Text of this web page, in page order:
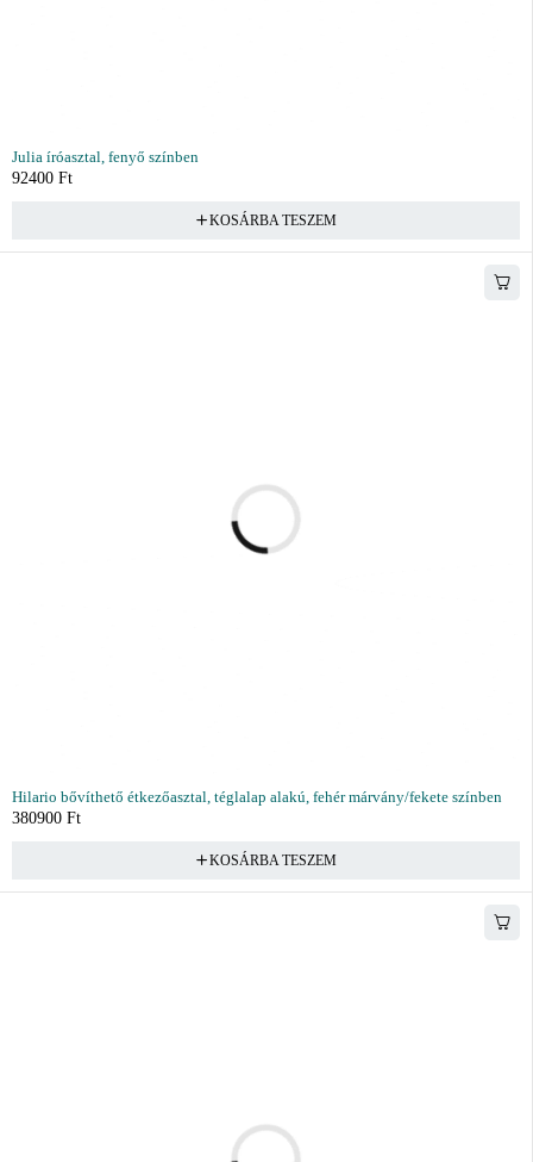
Julia íróasztal, fenyő színben
92400 Ft
KOSÁRBA TESZEM
Hilario bővíthető étkezőasztal, téglalap alakú, fehér márvány/fekete színben
380900 Ft
KOSÁRBA TESZEM